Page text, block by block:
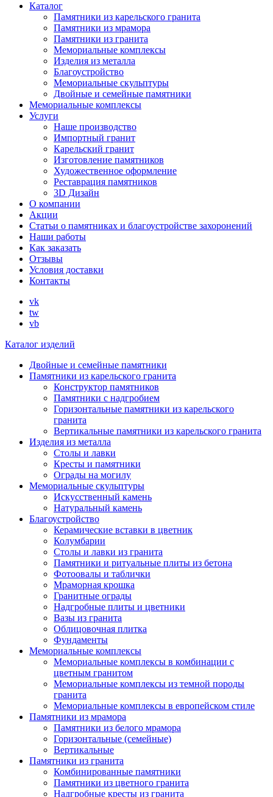
Каталог
Памятники из карельского гранита
Памятники из мрамора
Памятники из гранита
Мемориальные комплексы
Изделия из металла
Благоустройство
Мемориальные скульптуры
Двойные и семейные памятники
Мемориальные комплексы
Услуги
Наше производство
Импортный гранит
Карельский гранит
Изготовление памятников
Художественное оформление
Реставрация памятников
3D Дизайн
О компании
Акции
Статьи о памятниках и благоустройстве захоронений
Наши работы
Как заказать
Отзывы
Условия доставки
Контакты
vk
tw
vb
Каталог изделий
Двойные и семейные памятники
Памятники из карельского гранита
Конструктор памятников
Памятники с надгробием
Горизонтальные памятники из карельского
гранита
Вертикальные памятники из карельского гранита
Изделия из металла
Столы и лавки
Кресты и памятники
Ограды на могилу
Мемориальные скульптуры
Искусственный камень
Натуральный камень
Благоустройство
Керамические вставки в цветник
Колумбарии
Столы и лавки из гранита
Памятники и ритуальные плиты из бетона
Фотоовалы и таблички
Мраморная крошка
Гранитные ограды
Надгробные плиты и цветники
Вазы из гранита
Облицовочная плитка
Фундаменты
Мемориальные комплексы
Мемориальные комплексы в комбинации с
цветным гранитом
Мемориальные комплексы из темной породы
гранита
Мемориальные комплексы в европейском стиле
Памятники из мрамора
Памятники из белого мрамора
Горизонтальные (семейные)
Вертикальные
Памятники из гранита
Комбинированные памятники
Памятники из цветного гранита
Надгробные кресты из гранита